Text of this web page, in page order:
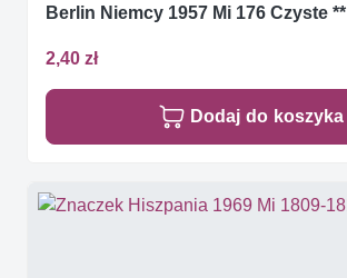
Berlin Niemcy 1957 Mi 176 Czyste **
2,40 zł
Dodaj do koszyka